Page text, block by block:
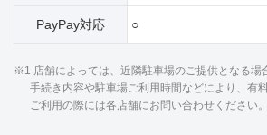
PayPay対応 ○
※1 店舗によっては、近隣駐車場のご提供となる場
手続き内容や駐車場ご利用時間などにより、有
ご利用の際には各店舗にお問い合わせください。